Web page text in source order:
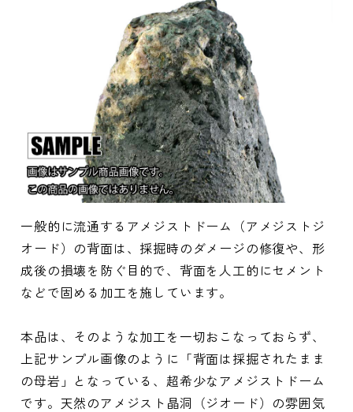
一般的に流通するアメジストドーム（アメジストジ
オード）の背面は、採掘時のダメージの修復や、形
成後の損壊を防ぐ目的で、背面を人工的にセメント
などで固める加工を施しています。
本品は、そのような加工を一切おこなっておらず、
上記サンプル画像のように「背面は採掘されたまま
の母岩」となっている、超希少なアメジストドーム
です。天然のアメジスト晶洞（ジオード）の雰囲気